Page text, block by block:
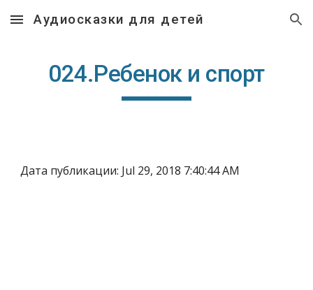
Skip to main content Skip to navigation
Аудиосказки для детей
024.Ребенок и спорт
Дата публикации: Jul 29, 2018 7:40:44 AM